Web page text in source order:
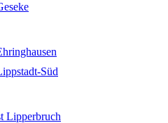
Süd
Lipperbruch